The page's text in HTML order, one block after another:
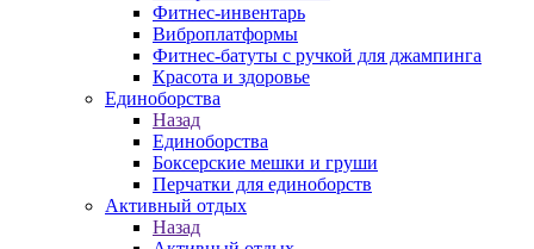
Фитнес-инвентарь
Виброплатформы
Фитнес-батуты с ручкой для джампинга
Красота и здоровье
Единоборства
Назад
Единоборства
Боксерские мешки и груши
Перчатки для единоборств
Активный отдых
Назад